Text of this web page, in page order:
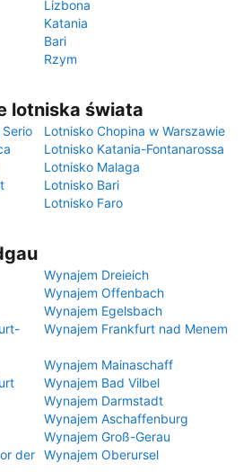
Lizbona
Katania
Bari
Rzym
lotniska świata
Lotnisko Chopina w Warszawie
Lotnisko Katania-Fontanarossa
Lotnisko Malaga
Lotnisko Bari
Lotnisko Faro
Wynajem Dreieich
Wynajem Offenbach
Wynajem Egelsbach
Wynajem Frankfurt nad Menem
Wynajem Mainaschaff
Wynajem Bad Vilbel
Wynajem Darmstadt
Wynajem Aschaffenburg
Wynajem Groß-Gerau
der Wynajem Oberursel